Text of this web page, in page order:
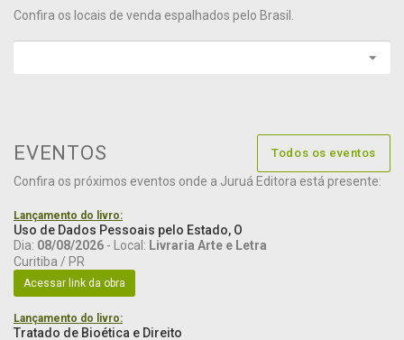
Confira os locais de venda espalhados pelo Brasil.
EVENTOS Todos os eventos
Confira os próximos eventos onde a Juruá Editora está presente:
Lançamento do livro:
Uso de Dados Pessoais pelo Estado, O
Dia: 08/08/2026 - Local: Livraria Arte e Letra
Curitiba / PR
Acessar link da obra
Lançamento do livro:
Tratado de Bioética e Direito